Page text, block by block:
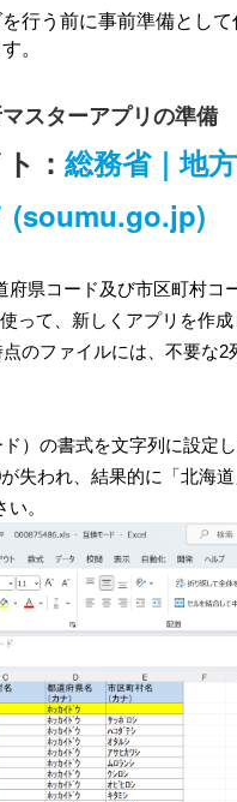
行う前に事前準備とし
。
スターアプリの準備
： 総務省｜地
(soumu.go.jp)
府県コード及び市区町村コ
って、新しくアプリを作
点のファイルには、不要な
）の書式を文字列に設定
失われ、結果的に「北海
。